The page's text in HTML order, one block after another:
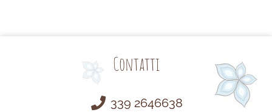
Contatti
339 2646638